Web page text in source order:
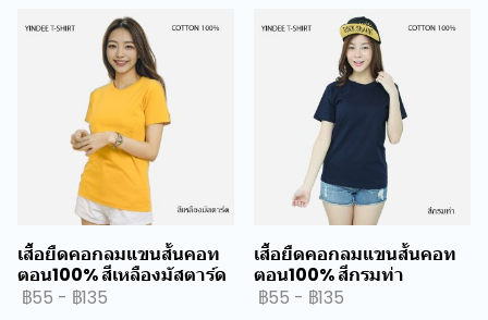
เสื้อยืดคอกลมแขนสั้นคอท
ตอน100% สีเหลืองมัสตาร์ด
฿55 - ฿135
เสื้อยืดคอกลมแขนสั้นคอท
ตอน100% สีกรมท่า
฿55 - ฿135